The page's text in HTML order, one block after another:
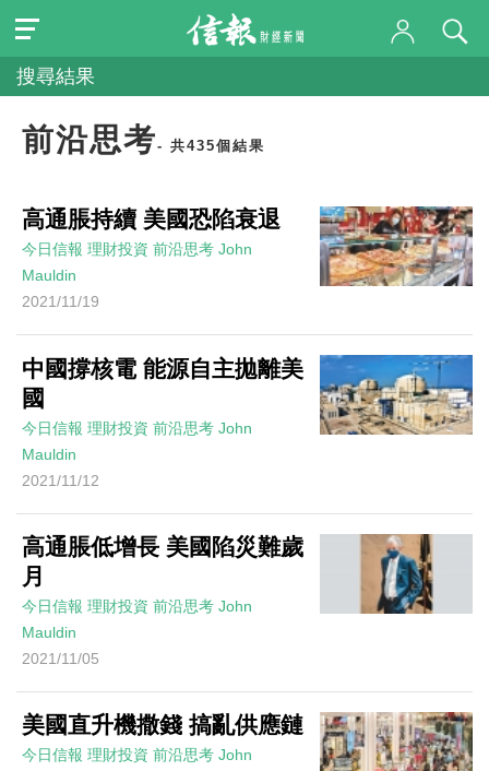
搜尋結果
前沿思考- 共435個結果
高通脹持續 美國恐陷衰退
今日信報 理財投資 前沿思考 John
Mauldin
2021/11/19
中國撐核電 能源自主拋離美
國
今日信報 理財投資 前沿思考 John
Mauldin
2021/11/12
高通脹低增長 美國陷災難歲
月
今日信報 理財投資 前沿思考 John
Mauldin
2021/11/05
美國直升機撒錢 搞亂供應鏈
今日信報 理財投資 前沿思考 John